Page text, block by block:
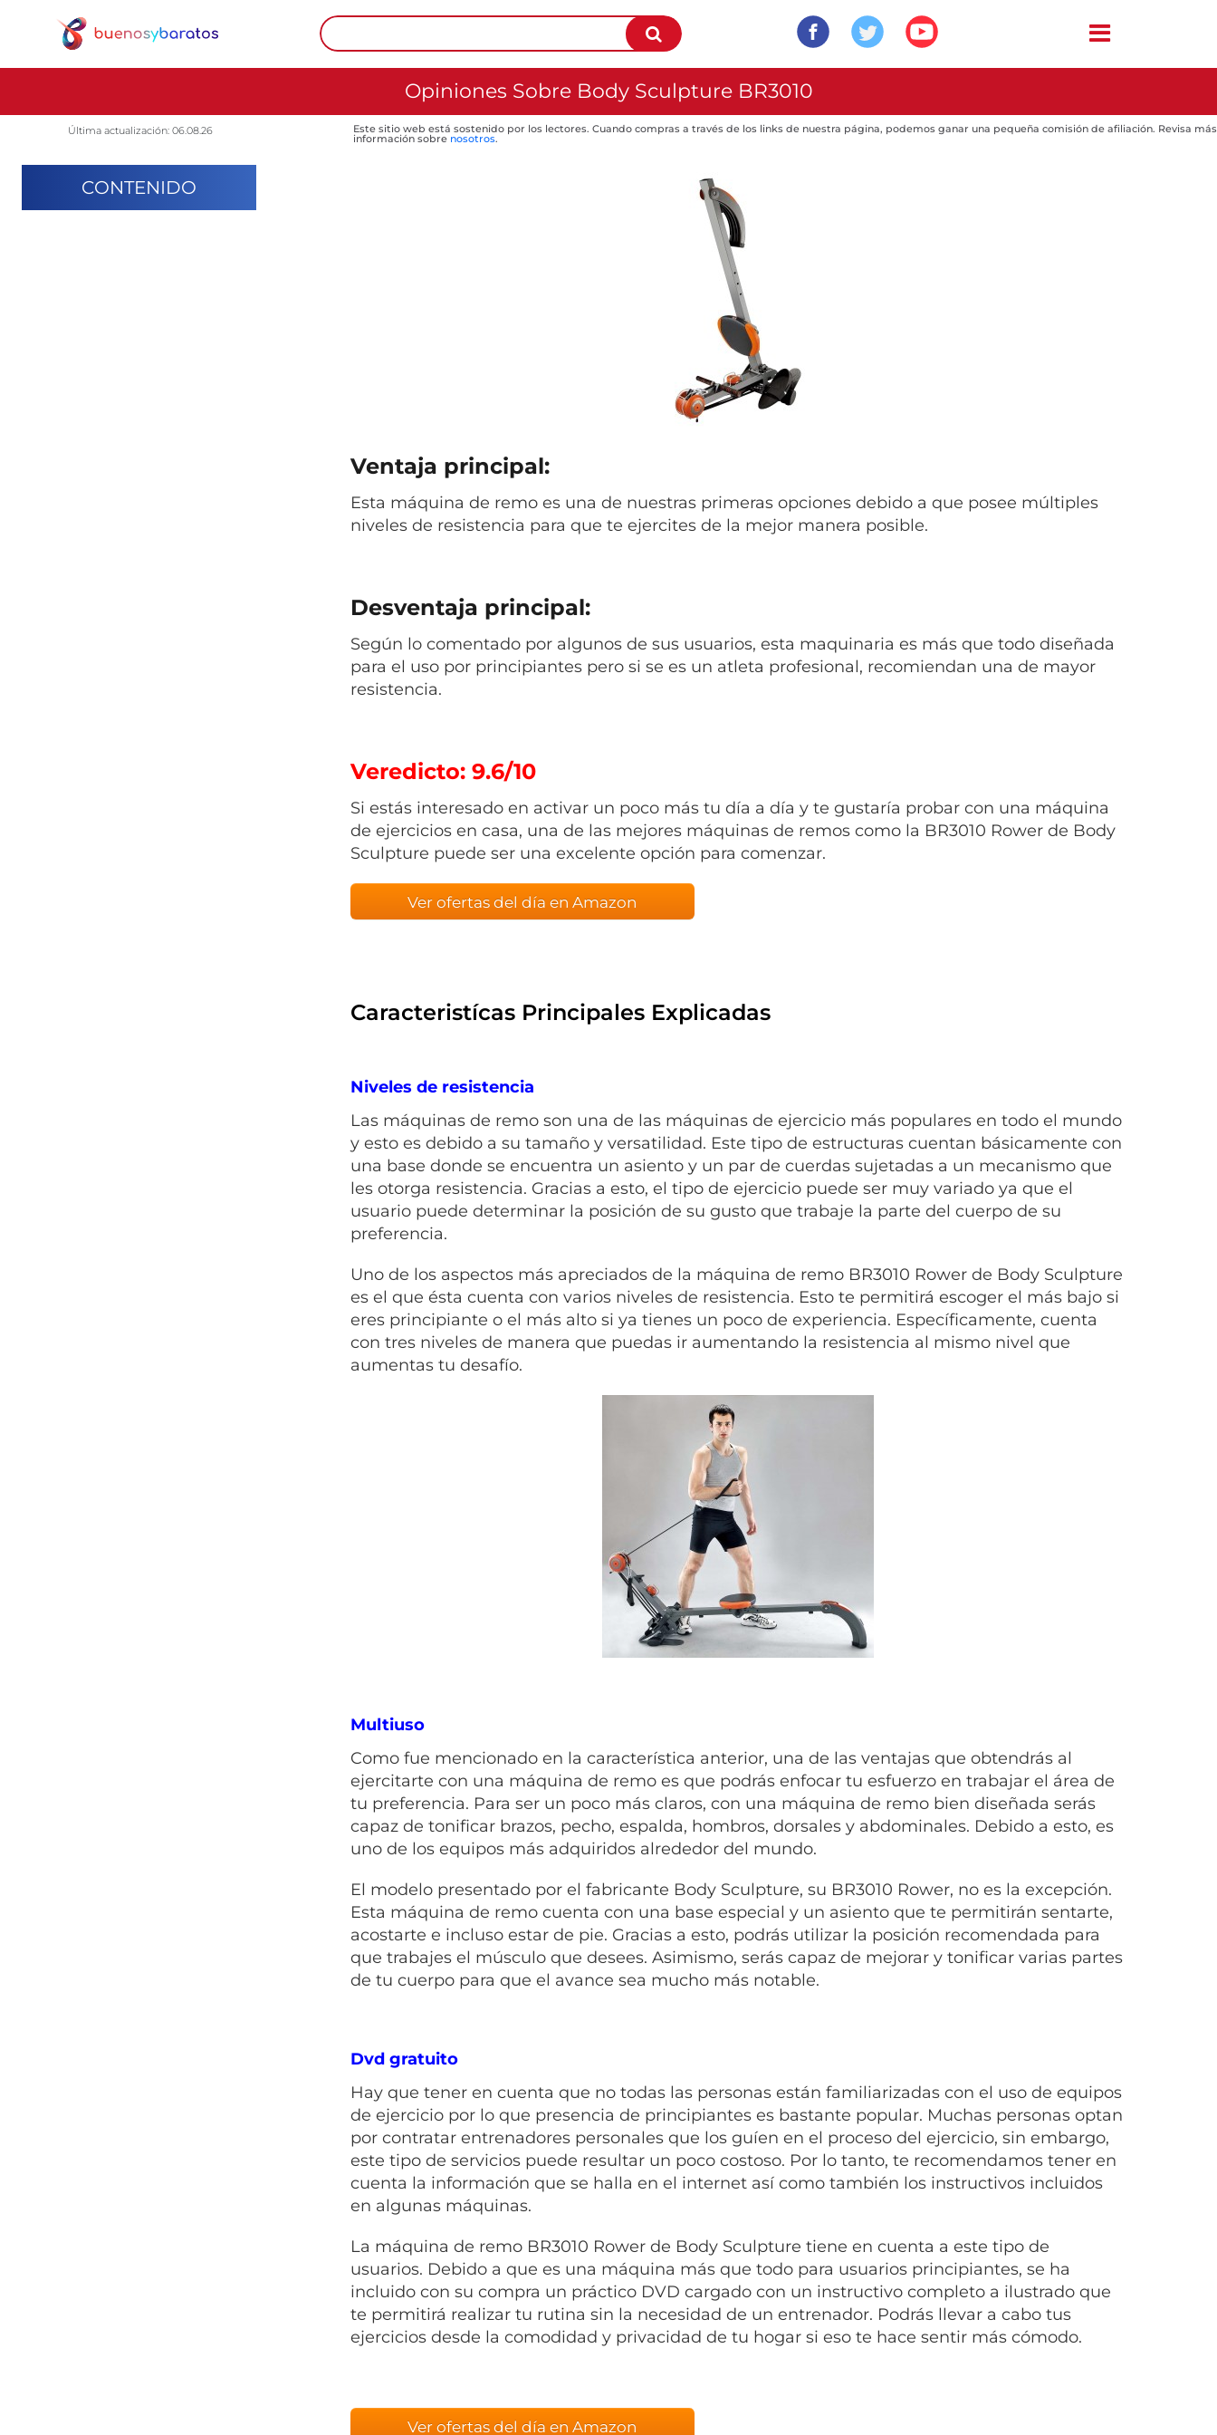
Opiniones Sobre Body Sculpture BR3010
Última actualización: 06.08.26 Este sitio web está sostenido por los lectores. Cuando compras a través de los links de nuestra página, podemos ganar una pequeña comisión de afiliación. Revisa más
información sobre nosotros.
CONTENIDO
Ventaja principal:
Esta máquina de remo es una de nuestras primeras opciones debido a que posee múltiples
niveles de resistencia para que te ejercites de la mejor manera posible.
Desventaja principal:
Según lo comentado por algunos de sus usuarios, esta maquinaria es más que todo diseñada
para el uso por principiantes pero si se es un atleta profesional, recomiendan una de mayor
resistencia.
Veredicto: 9.6/10
Si estás interesado en activar un poco más tu día a día y te gustaría probar con una máquina
de ejercicios en casa, una de las mejores máquinas de remos como la BR3010 Rower de Body
Sculpture puede ser una excelente opción para comenzar.
Ver ofertas del día en Amazon
Caracteristícas Principales Explicadas
Niveles de resistencia
Las máquinas de remo son una de las máquinas de ejercicio más populares en todo el mundo
y esto es debido a su tamaño y versatilidad. Este tipo de estructuras cuentan básicamente con
una base donde se encuentra un asiento y un par de cuerdas sujetadas a un mecanismo que
les otorga resistencia. Gracias a esto, el tipo de ejercicio puede ser muy variado ya que el
usuario puede determinar la posición de su gusto que trabaje la parte del cuerpo de su
preferencia.
Uno de los aspectos más apreciados de la máquina de remo BR3010 Rower de Body Sculpture
es el que ésta cuenta con varios niveles de resistencia. Esto te permitirá escoger el más bajo si
eres principiante o el más alto si ya tienes un poco de experiencia. Específicamente, cuenta
con tres niveles de manera que puedas ir aumentando la resistencia al mismo nivel que
aumentas tu desafío.
Multiuso
Como fue mencionado en la característica anterior, una de las ventajas que obtendrás al
ejercitarte con una máquina de remo es que podrás enfocar tu esfuerzo en trabajar el área de
tu preferencia. Para ser un poco más claros, con una máquina de remo bien diseñada serás
capaz de tonificar brazos, pecho, espalda, hombros, dorsales y abdominales. Debido a esto, es
uno de los equipos más adquiridos alrededor del mundo.
El modelo presentado por el fabricante Body Sculpture, su BR3010 Rower, no es la excepción.
Esta máquina de remo cuenta con una base especial y un asiento que te permitirán sentarte,
acostarte e incluso estar de pie. Gracias a esto, podrás utilizar la posición recomendada para
que trabajes el músculo que desees. Asimismo, serás capaz de mejorar y tonificar varias partes
de tu cuerpo para que el avance sea mucho más notable.
Dvd gratuito
Hay que tener en cuenta que no todas las personas están familiarizadas con el uso de equipos
de ejercicio por lo que presencia de principiantes es bastante popular. Muchas personas optan
por contratar entrenadores personales que los guíen en el proceso del ejercicio, sin embargo,
este tipo de servicios puede resultar un poco costoso. Por lo tanto, te recomendamos tener en
cuenta la información que se halla en el internet así como también los instructivos incluidos
en algunas máquinas.
La máquina de remoBR3010 Rower de Body Sculpture tiene en cuenta a este tipo de
usuarios. Debido a que es una máquina más que todo para usuarios principiantes, se ha
incluido con su compra un práctico DVD cargado con un instructivo completo a ilustrado que
te permitirá realizar tu rutina sin la necesidad de un entrenador. Podrás llevar a cabo tus
ejercicios desde la comodidad y privacidad de tu hogar si eso te hace sentir más cómodo.
Ver ofertas del día en Amazon